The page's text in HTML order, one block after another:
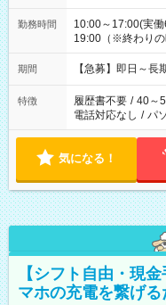
勤務時間
10:00～17:00(実
19:00（※終わりの
期間 【急募】即日～
特徴 履歴書不要 / 40～
電話対応なし / パ
気になる！
【シフト自由・現
マホの充電を繋げる